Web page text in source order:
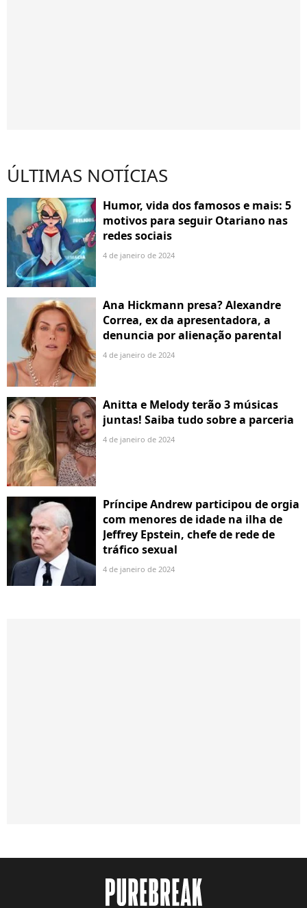
ÚLTIMAS NOTÍCIAS
Humor, vida dos famosos e mais: 5
motivos para seguir Otariano nas
redes sociais
4 de janeiro de 2024
Ana Hickmann presa? Alexandre
Correa, ex da apresentadora, a
denuncia por alienação parental
4 de janeiro de 2024
Anitta e Melody terão 3 músicas
juntas! Saiba tudo sobre a parceria
4 de janeiro de 2024
Príncipe Andrew participou de orgia
com menores de idade na ilha de
Jeffrey Epstein, chefe de rede de
tráfico sexual
4 de janeiro de 2024